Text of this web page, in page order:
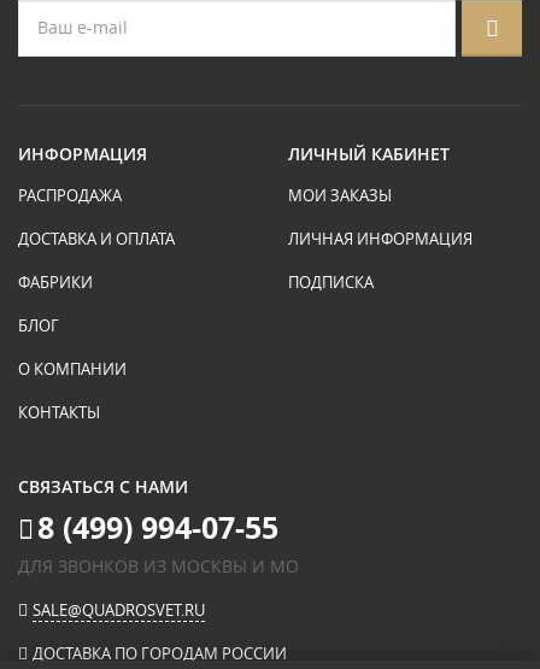
ИНФОРМАЦИЯ
РАСПРОДАЖА
ДОСТАВКА И ОПЛАТА
ФАБРИКИ
БЛОГ
О КОМПАНИИ
КОНТАКТЫ
ЛИЧНЫЙ КАБИНЕТ
МОИ ЗАКАЗЫ
ЛИЧНАЯ ИНФОРМАЦИЯ
ПОДПИСКА
СВЯЗАТЬСЯ С НАМИ
8 (499) 994-07-55
ДЛЯ ЗВОНКОВ ИЗ МОСКВЫ И МО
SALE@QUADROSVET.RU
ДОСТАВКА ПО ГОРОДАМ РОССИИ